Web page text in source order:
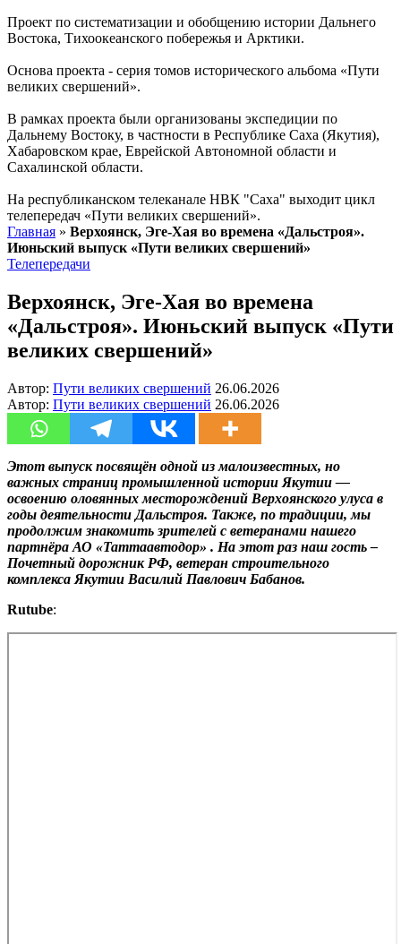
Проект по систематизации и обобщению истории Дальнего
Востока, Тихоокеанского побережья и Арктики.
Основа проекта - серия томов исторического альбома «Пути
великих свершений».
В рамках проекта были организованы экспедиции по
Дальнему Востоку, в частности в Республике Саха (Якутия),
Хабаровском крае, Еврейской Автономной области и
Сахалинской области.
На республиканском телеканале НВК "Саха" выходит цикл
телепередач «Пути великих свершений».
Главная » Верхоянск, Эге-Хая во времена «Дальстроя».
Июньский выпуск «Пути великих свершений»
Телепередачи
Верхоянск, Эге-Хая во времена
«Дальстроя». Июньский выпуск «Пути
великих свершений»
Автор: Пути великих свершений 26.06.2026
Автор: Пути великих свершений 26.06.2026
Этот выпуск посвящён одной из малоизвестных, но
важных страниц промышленной истории Якутии —
освоению оловянных месторождений Верхоянского улуса в
годы деятельности Дальстроя. Также, по традиции, мы
продолжим знакомить зрителей с ветеранами нашего
партнёра АО «Таттаавтодор» . На этот раз наш гость –
Почетный дорожник РФ, ветеран строительного
комплекса Якутии Василий Павлович Бабанов.
Rutube: